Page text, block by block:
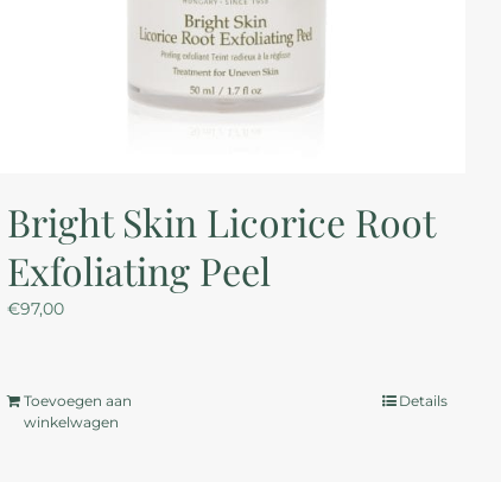
Bright Skin Licorice Root
Exfoliating Peel
€97,00
Toevoegen aan
winkelwagen
Details